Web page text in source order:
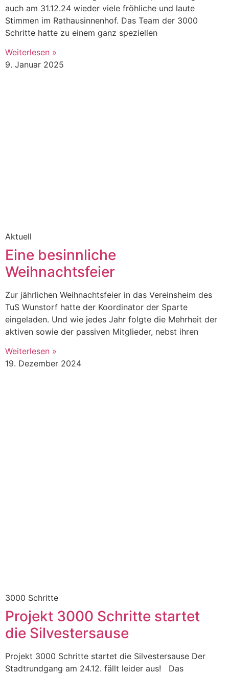
auch am 31.12.24 wieder viele fröhliche und laute
Stimmen im Rathausinnenhof. Das Team der 3000
Schritte hatte zu einem ganz speziellen
Weiterlesen »
9. Januar 2025
Aktuell
Eine besinnliche
Weihnachtsfeier
Zur jährlichen Weihnachtsfeier in das Vereinsheim des
TuS Wunstorf hatte der Koordinator der Sparte
eingeladen. Und wie jedes Jahr folgte die Mehrheit der
aktiven sowie der passiven Mitglieder, nebst ihren
Weiterlesen »
19. Dezember 2024
3000 Schritte
Projekt 3000 Schritte startet
die Silvestersause
Projekt 3000 Schritte startet die Silvestersause Der
Stadtrundgang am 24.12. fällt leider aus! Das